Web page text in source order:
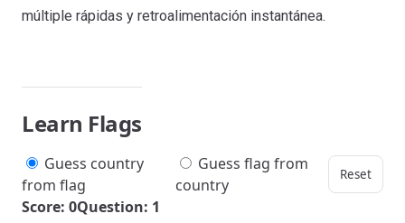
múltiple rápidas y retroalimentación instantánea.
Learn Flags
Guess country
from flag
Guess flag from
country
Reset
Score: 0Question: 1